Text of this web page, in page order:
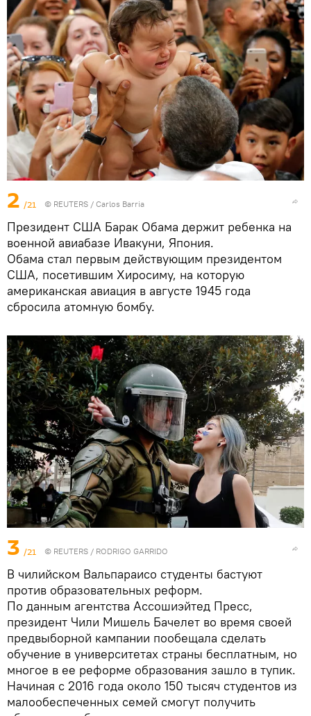
2 /21 © REUTERS / Carlos Barria
Президент США Барак Обама держит ребенка на
военной авиабазе Ивакуни, Япония.
Обама стал первым действующим президентом
США, посетившим Хиросиму, на которую
американская авиация в августе 1945 года
сбросила атомную бомбу.
3 /21 © REUTERS / RODRIGO GARRIDO
В чилийском Вальпараисо студенты бастуют
против образовательных реформ.
По данным агентства Ассошиэйтед Пресс,
президент Чили Мишель Бачелет во время своей
предвыборной кампании пообещала сделать
обучение в университетах страны бесплатным, но
многое в ее реформе образования зашло в тупик.
Начиная с 2016 года около 150 тысяч студентов из
малообеспеченных семей смогут получить